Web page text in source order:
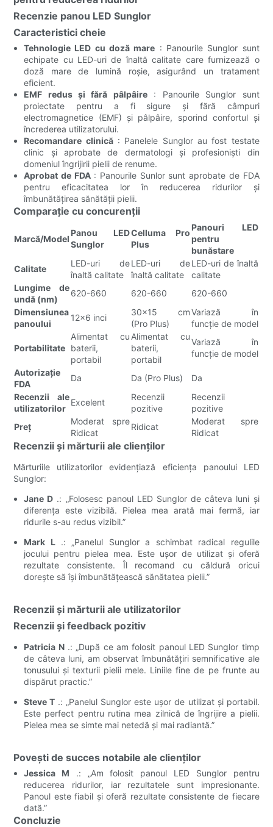
Recenzie panou LED Sunglor
Caracteristici cheie
Tehnologie LED cu doză mare : Panourile Sunglor sunt
echipate cu LED-uri de înaltă calitate care furnizează o
doză mare de lumină roșie, asigurând un tratament
eficient.
EMF redus și fără pâlpâire: Panourile Sunglor sunt
proiectate pentru a fi sigure și fără câmpuri
electromagnetice (EMF) și pâlpâire, sporind confortul și
încrederea utilizatorului.
Recomandare clinică: Panelele Sunglor au fost testate
clinic și aprobate de dermatologi și profesioniști din
domeniul îngrijirii pielii de renume.
Aprobat de FDA: Panourile Sunlor sunt aprobate de FDA
pentru eficacitatea lor în reducerea ridurilor și
îmbunătățirea sănătății pielii.
Comparație cu concurenții
Marcă/Model
Panou LED
Sunglor
Celluma Pro
Plus
Panouri LED
pentru
bunăstare
Calitate
LED-uri de
înaltă calitate
LED-uri de
înaltă calitate
LED-uri de înaltă
calitate
Lungime de
undă (nm)
620-660 620-660
620-660
Dimensiunea
panoului
12x6 inci
30x15 cm
(Pro Plus)
Variază în
funcție de model
Portabilitate
Alimentat cu
baterii,
portabil
Alimentat cu
baterii,
portabil
Variază în
funcție de model
Autorizație
FDA
Da Da (Pro Plus)
Da
Recenzii ale
utilizatorilor
Excelent
Recenzii
pozitive
Recenzii
pozitive
Preţ
Moderat spre
Ridicat
Ridicat
Moderat spre
Ridicat
Recenzii și mărturii ale clienților
Mărturiile utilizatorilor evidențiază eficiența panoului LED
Sunglor:
Jane D .: „Folosesc panoul LED Sunglor de câteva luni și
diferența este vizibilă. Pielea mea arată mai fermă, iar
ridurile s-au redus vizibil.”
Mark L.: „Panelul Sunglor a schimbat radical regulile
jocului pentru pielea mea. Este ușor de utilizat și oferă
rezultate consistente. Îl recomand cu căldură oricui
dorește să își îmbunătățească sănătatea pielii.”
Recenzii și mărturii ale utilizatorilor
Recenzii și feedback pozitiv
Patricia N.: „După ce am folosit panoul LED Sunglor timp
de câteva luni, am observat îmbunătățiri semnificative ale
tonusului și texturii pielii mele. Liniile fine de pe frunte au
dispărut practic.”
Steve T .: „Panelul Sunglor este ușor de utilizat și portabil.
Este perfect pentru rutina mea zilnică de îngrijire a pielii.
Pielea mea se simte mai netedă și mai radiantă.”
Povești de succes notabile ale clienților
Jessica M .: „Am folosit panoul LED Sunglor pentru
reducerea ridurilor, iar rezultatele sunt impresionante.
Panoul este fiabil și oferă rezultate consistente de fiecare
dată.”
Concluzie